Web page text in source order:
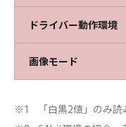
ドライバー動作環境
画像モード
※1 「白黒2値」のみ